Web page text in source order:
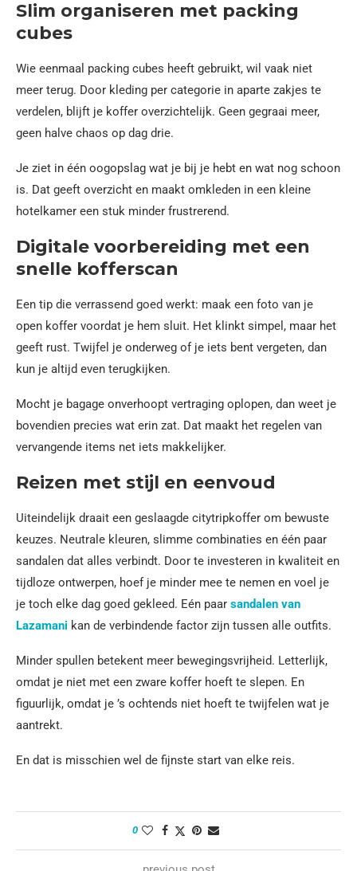
Slim organiseren met packing
cubes
Wie eenmaal packing cubes heeft gebruikt, wil vaak niet
meer terug. Door kleding per categorie in aparte zakjes te
verdelen, blijft je koffer overzichtelijk. Geen gegraai meer,
geen halve chaos op dag drie.
Je ziet in één oogopslag wat je bij je hebt en wat nog schoon
is. Dat geeft overzicht en maakt omkleden in een kleine
hotelkamer een stuk minder frustrerend.
Digitale voorbereiding met een
snelle kofferscan
Een tip die verrassend goed werkt: maak een foto van je
open koffer voordat je hem sluit. Het klinkt simpel, maar het
geeft rust. Twijfel je onderweg of je iets bent vergeten, dan
kun je altijd even terugkijken.
Mocht je bagage onverhoopt vertraging oplopen, dan weet je
bovendien precies wat erin zat. Dat maakt het regelen van
vervangende items net iets makkelijker.
Reizen met stijl en eenvoud
Uiteindelijk draait een geslaagde citytripkoffer om bewuste
keuzes. Neutrale kleuren, slimme combinaties en één paar
sandalen dat alles verbindt. Door te investeren in kwaliteit en
tijdloze ontwerpen, hoef je minder mee te nemen en voel je
je toch elke dag goed gekleed. Eén paar sandalen van
Lazamani kan de verbindende factor zijn tussen alle outfits.
Minder spullen betekent meer bewegingsvrijheid. Letterlijk,
omdat je niet met een zware koffer hoeft te slepen. En
figuurlijk, omdat je ’s ochtends niet hoeft te twijfelen wat je
aantrekt.
En dat is misschien wel de fijnste start van elke reis.
0